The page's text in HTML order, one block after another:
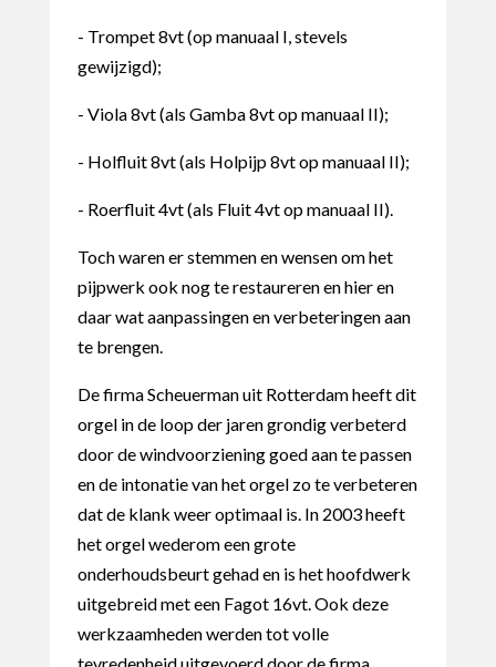
- Trompet 8vt (op manuaal I, stevels
gewijzigd);
- Viola 8vt (als Gamba 8vt op manuaal II);
- Holfluit 8vt (als Holpijp 8vt op manuaal II);
- Roerfluit 4vt (als Fluit 4vt op manuaal II).
Toch waren er stemmen en wensen om het
pijpwerk ook nog te restaureren en hier en
daar wat aanpassingen en verbeteringen aan
te brengen.
De firma Scheuerman uit Rotterdam heeft dit
orgel in de loop der jaren grondig verbeterd
door de windvoorziening goed aan te passen
en de intonatie van het orgel zo te verbeteren
dat de klank weer optimaal is. In 2003 heeft
het orgel wederom een grote
onderhoudsbeurt gehad en is het hoofdwerk
uitgebreid met een Fagot 16vt. Ook deze
werkzaamheden werden tot volle
tevredenheid uitgevoerd door de firma